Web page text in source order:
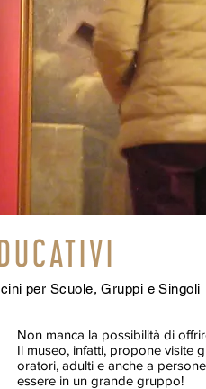
per Scuole, Gruppi e Singoli
Non manca la possibilità di
Il museo, infatti, propone visite
oratori, adulti e anche a
essere in un grande gruppo!